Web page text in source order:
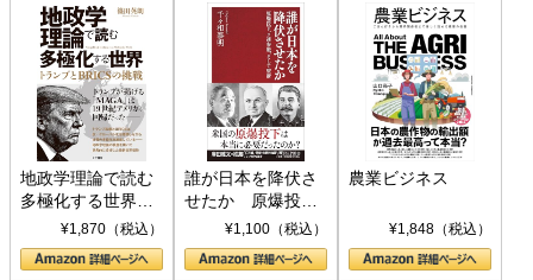
地政学理論で読む
多極化する世界：
トランプとBRICS
の挑戦
¥1,870（税込）
誰が日本を降伏さ
せたか 原爆投
下、ソ連参戦、そ
して聖断 (PHP新
書)
¥1,100（税込）
農業ビジネス
¥1,848（税込）